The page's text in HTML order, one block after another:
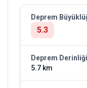
Deprem
5.3
Deprem Derinliği
5.7 km